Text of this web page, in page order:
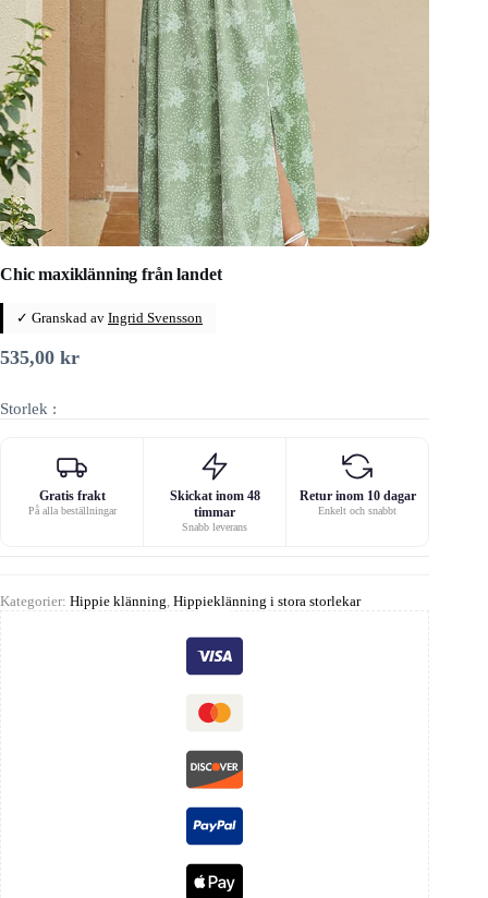
Chic maxiklänning från landet
✓ Granskad av Ingrid Svensson
535,00 kr
Storlek :
Gratis frakt
På alla beställningar
Skickat inom 48
timmar
Snabb leverans
Retur inom 10 dagar
Enkelt och snabbt
Kategorier: Hippie klänning Hippieklänning i stora storlekar